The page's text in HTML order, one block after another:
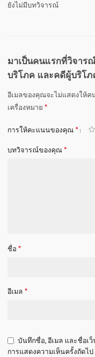
ยังไม่มีบทวิจารณ์
มาเป็นคนแรกที่วิจา
บริโภค และคดีผู้บริโภ
อีเมลของคุณจะไม่แสดงให้ค
เครื่องหมาย *
การให้คะแนนของคุณ *
บทวิจารณ์ของคุณ *
ชื่อ *
อีเมล *
บันทึกชื่อ, อีเมล และชื่อเ
การแสดงความเห็นครั้งถัดไป